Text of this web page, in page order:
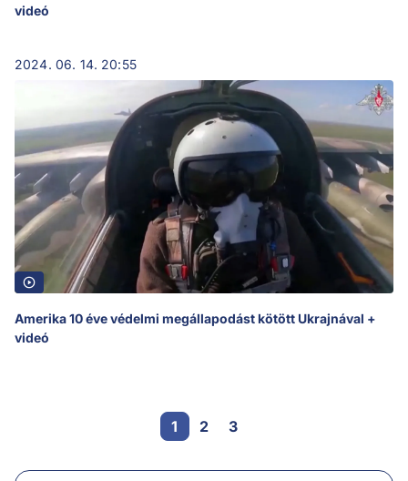
videó
2024. 06. 14. 20:55
Amerika 10 éve védelmi megállapodást kötött Ukrajnával +
videó
1 2 3